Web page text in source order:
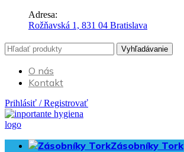
Adresa:
Rožňavská 1, 831 04 Bratislava
Vyhľadávanie
O nás
Kontakt
Prihlásiť / Registrovať
Zásobníky Tork